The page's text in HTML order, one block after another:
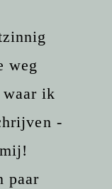
weg
waar ik
-
paar